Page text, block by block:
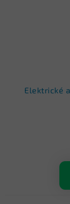
Elektrické